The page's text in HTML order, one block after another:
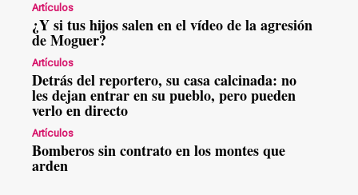
Artículos
¿Y si tus hijos salen en el vídeo de la agresión
de Moguer?
Artículos
Detrás del reportero, su casa calcinada: no
les dejan entrar en su pueblo, pero pueden
verlo en directo
Artículos
Bomberos sin contrato en los montes que
arden